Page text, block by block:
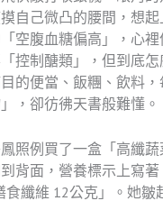
自己微凸的腰間，想
「空腹血糖偏高」，心
控制醣類」，但到底
的便當、飯糰、飲料
」，卻彷彿天書般難懂。
照例買了一盒「高纖
背面，營養標示上寫
食纖維 12公克」。她皺